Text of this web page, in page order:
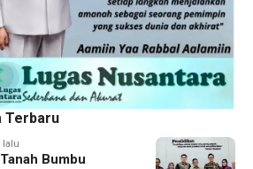
Terbaru
lalu
Bumbu